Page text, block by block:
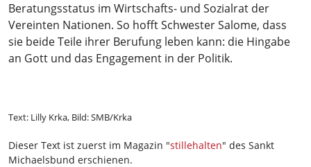
Beratungsstatus im Wirtschafts- und Sozialrat der
Vereinten Nationen. So hofft Schwester Salome, dass
sie beide Teile ihrer Berufung leben kann: die Hingabe
an Gott und das Engagement in der Politik.
Text: Lilly Krka, Bild: SMB/Krka
Dieser Text ist zuerst im Magazin "stillehalten" des Sankt
Michaelsbund erschienen.